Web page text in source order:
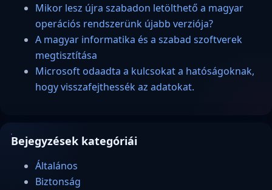
Mikor lesz újra szabadon letölthető a magyar
operációs rendszerünk újabb verziója?
A magyar informatika és a szabad szoftverek
megtisztítása
Microsoft odaadta a kulcsokat a hatóságoknak,
hogy visszafejthessék az adatokat.
Bejegyzések kategóriái
Általános
Biztonság